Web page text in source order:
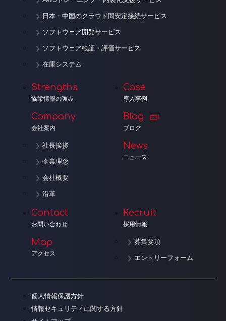
日本・中国のクラウド間安定接続サービス
ソフトウェア開発サービス
ソフトウェア検証・評価サービス
在庫システム
Strengths
協栄情報の強み
Company
会社案内
社長挨拶
企業理念
会社概要
沿革
Case
導入事例
Blog
ブログ
News
ニュース
Contact
お問い合わせ
Map
アクセス
Recruit
採用情報
募集要項
エントリーフォーム
個人情報保護方針
情報セキュリティに関する方針